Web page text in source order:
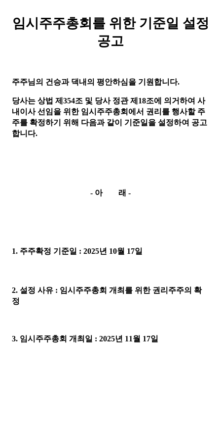
임시주주총회를 위한 기준일 설정
공고
주주님의 건승과 댁내의 평안하심을 기원합니다.
당사는 상법 제 354조 및 당사 정관 제 18조에
의거하여 사
내이사 선임을 위한 임시주주총회에서 권리를 행사할 주
주를 확정하기 위해 다음과 같이 기준일을 설정하여 공고
합니다.
- 아 래 -
1. 주주확정 기준일 : 2025년 10월 17일
2. 설정 사유 : 임시주주총회 개최를 위한 권리주주의 확
정
3. 임시주주총회 개최일 : 2025년 11월 17일